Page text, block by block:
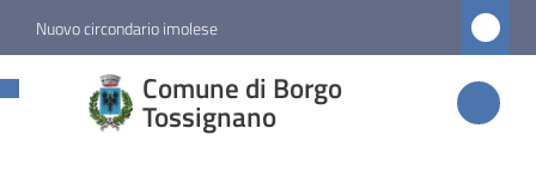
Vai al contenuto
Vai alla navigazione
Vai al footer
Nuovo circondario imolese
Comune di Borgo
Tossignano
Comune di
Borgo